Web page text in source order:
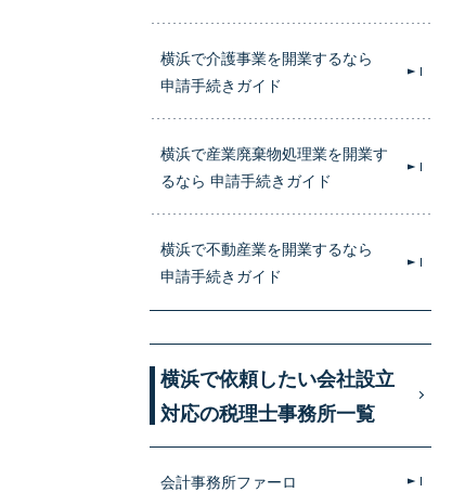
横浜で介護事業を開業するなら
申請手続きガイド
横浜で産業廃棄物処理業を開業す
るなら 申請手続きガイド
横浜で不動産業を開業するなら
申請手続きガイド
横浜で依頼したい会社設立
対応の税理士事務所一覧
会計事務所ファーロ